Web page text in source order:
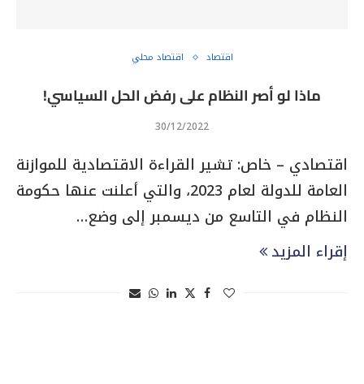
اقتصاد اقتصاد محلي
ماذا لو أصر النظام على رفض الحل السياسي!
30/12/2022
اقتصادي – خاص: تشير القراءة الاقتصادية للموازنة
العامة للدولة لعام 2023، والتي أعلنت عنها حكومة
النظام في التاسع من ديسمبر إلى وضع…
إقراء المزيد